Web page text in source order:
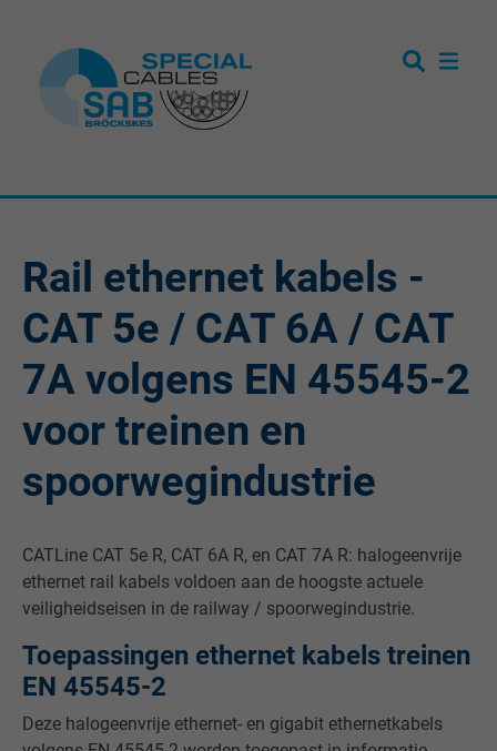
Rail ethernet kabels -
CAT 5e / CAT 6A / CAT
7A volgens EN 45545-2
voor treinen en
spoorwegindustrie
CATLine CAT 5e R, CAT 6A R, en CAT 7A R: halogeenvrije
ethernet rail kabels voldoen aan de hoogste actuele
veiligheidseisen in de railway / spoorwegindustrie.
Toepassingen ethernet kabels treinen
EN 45545-2
Deze halogeenvrije ethernet- en gigabit ethernetkabels